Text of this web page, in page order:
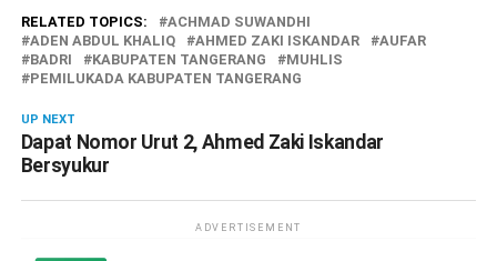
RELATED TOPICS:
ACHMAD SUWANDHI
ADEN ABDUL KHALIQ
AHMED ZAKI ISKANDAR
AUFAR
BADRI
KABUPATEN TANGERANG
MUHLIS
PEMILUKADA KABUPATEN TANGERANG
UP NEXT
Dapat Nomor Urut 2, Ahmed Zaki Iskandar
Bersyukur
ADVERTISEMENT